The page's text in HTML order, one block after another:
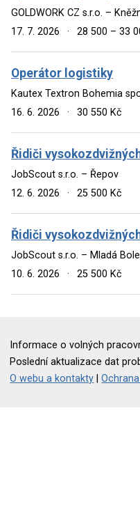
GOLDWORK CZ s.r.o. –
17. 7. 2026
· 28 500 – 33
Operátor logistiky
Kautex Textron Bohemia
16. 6. 2026
· 30 550 Kč
Řidiči
JobScout s.r.o. – Řepov
12. 6. 2026
· 25 500 Kč
Řidiči
JobScout s.r.o. – Mladá
10. 6. 2026
· 25 500 Kč
Informace o volných
Poslední aktualizace dat
O webu a kontakty |